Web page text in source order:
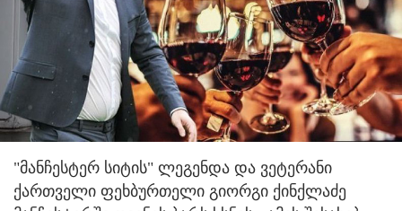
"მანჩესტერ სიტის" ლეგენდა და ვეტერანი
ქართველი ფეხბურთელი გიორგი ქინქლაძე